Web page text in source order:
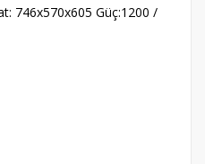
746x570x605 Güç:1200 /